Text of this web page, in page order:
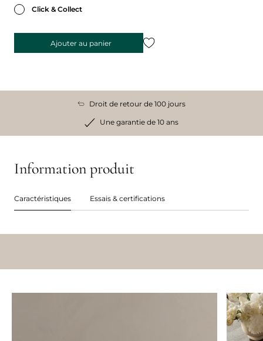
Click & Collect
Ajouter au panier
Droit de retour de 100 jours
Une garantie de 10 ans
Information produit
Caractéristiques Essais & certifications